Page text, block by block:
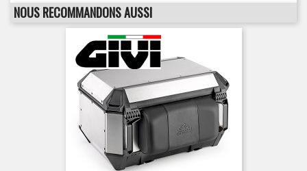
NOUS RECOMMANDONS AUSSI